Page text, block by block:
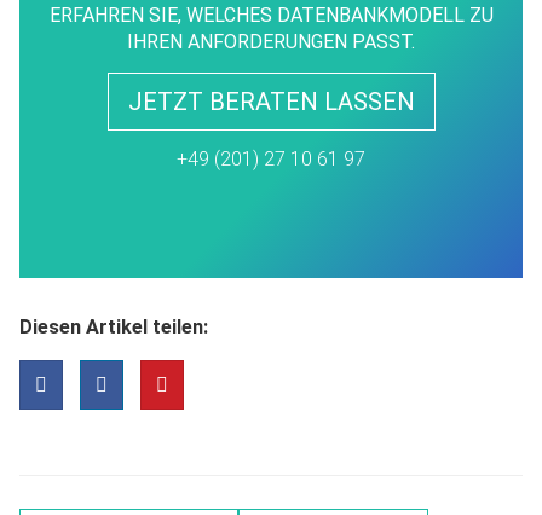
ERFAHREN SIE, WELCHES DATENBANKMODELL ZU
IHREN ANFORDERUNGEN PASST.
JETZT BERATEN LASSEN
+49 (201) 27 10 61 97
Diesen Artikel teilen: